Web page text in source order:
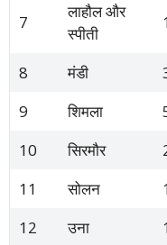
7
लाहौल और
स्पीती
8 मंडी
9
शिमला
10
सिरमौर
11
सोलन
12
उना